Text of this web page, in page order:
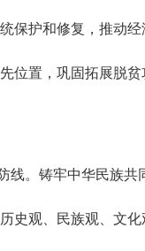
保护和修复，推动
位置，巩固拓展脱
。铸牢中华民族共
史观、民族观、文化